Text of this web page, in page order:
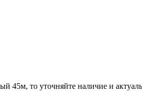
45м, то уточняйте наличие и